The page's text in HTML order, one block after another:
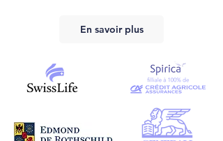
En savoir plus